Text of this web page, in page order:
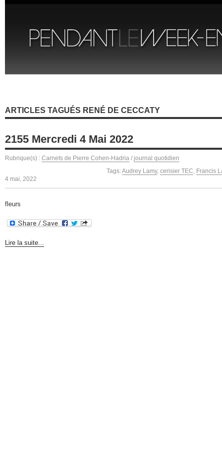
ARTICLES TAGUÉS RENÉ DE CECCATY
2155 Mercredi 4 Mai 2022
Rubrique(s) : Carnets de Pierre Cohen-Hadria / journal quotidien
Tags:Audrey Lamy, cerisier TEC, Francis
4 mai, 2022
fleurs
Lire la suite...